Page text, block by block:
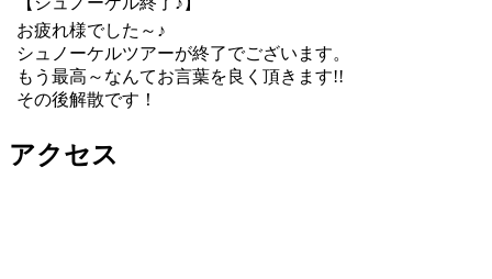
お疲れ様でした～♪
シュノーケルツアーが終了でございます。
もう最高～なんてお言葉を良く頂きます!!
その後解散です！
アクセス